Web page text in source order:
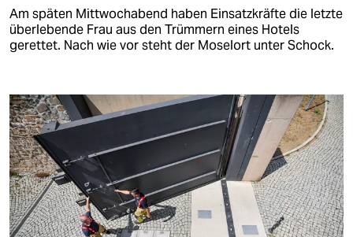
Am späten Mittwochabend haben Einsatzkräfte die letzte
überlebende Frau aus den Trümmern eines Hotels
gerettet. Nach wie vor steht der Moselort unter Schock.